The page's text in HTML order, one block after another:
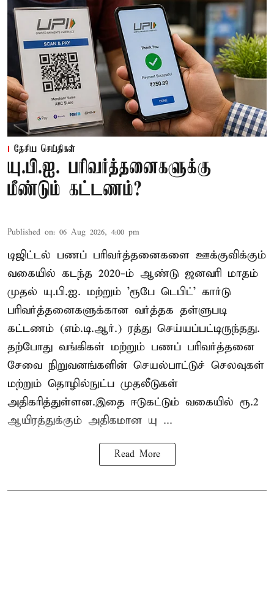
தேசிய செய்திகள்
யு.பி.ஐ. பரிவர்த்தனைகளுக்கு
மீண்டும் கட்டணம்?
Published on: 06 Aug 2026, 4:00 pm
டிஜிட்டல் பணப் பரிவர்த்தனைகளை ஊக்குவிக்கும்
வகையில் கடந்த 2020-ம் ஆண்டு ஜனவரி மாதம்
முதல் யு.பி.ஐ. மற்றும் 'ரூபே டெபிட்' கார்டு
பரிவர்த்தனைகளுக்கான வர்த்தக தள்ளுபடி
கட்டணம் (எம்.டி.ஆர்.) ரத்து செய்யப்பட்டிருந்தது.
தற்போது வங்கிகள் மற்றும் பணப் பரிவர்த்தனை
சேவை நிறுவனங்களின் செயல்பாட்டுச் செலவுகள்
மற்றும் தொழில்நுட்ப முதலீடுகள்
அதிகரித்துள்ளன.இதை ஈடுகட்டும் வகையில் ரூ.2
ஆயிரத்துக்கும் அதிகமான யு ...
Read More